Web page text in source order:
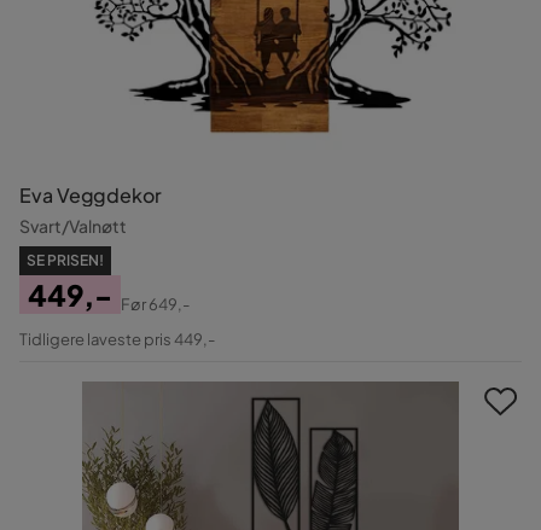
Eva Veggdekor
Svart/Valnøtt
SE PRISEN!
Pris
449,-
Original
Før649,-
Tidligere laveste pris 449,-